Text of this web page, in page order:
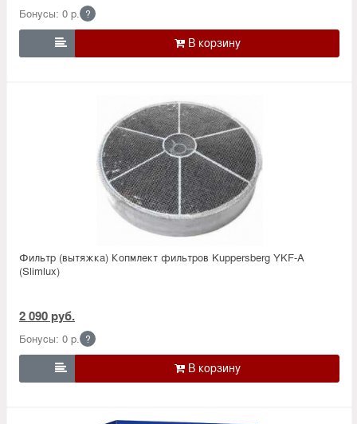
Бонусы: 0 р. ?

Фильтр (вытяжка) Копмлект фильтров Kuppersberg YKF-A
(Slimlux)
2 090 руб.
Бонусы: 0 р. ?
